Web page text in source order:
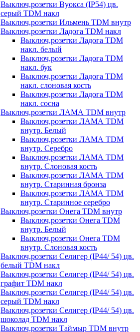
Выключ,розетки Вуокса (IP54) цв.
серый TDM накл
Выключ,розетки Ильмень TDM внутр
Выключ,розетки Ладога TDM накл
Выключ,розетки Ладога TDM
накл. белый
Выключ,розетки Ладога TDM
накл. бук
Выключ,розетки Ладога TDM
накл. слоновая кость
Выключ,розетки Ладога TDM
накл. сосна
Выключ,розетки ЛАМА TDM внутр
Выключ,розетки ЛАМА TDM
внутр. Белый
Выключ,розетки ЛАМА TDM
внутр. Серебро
Выключ,розетки ЛАМА TDM
внутр. Слоновая кость
Выключ,розетки ЛАМА TDM
внутр. Старинная бронза
Выключ,розетки ЛАМА TDM
внутр. Старинное серебро
Выключ,розетки Онега TDM внутр
Выключ,розетки Онега TDM
внутр. Белый
Выключ,розетки Онега TDM
внутр. Слоновая кость
Выключ,розетки Селигер (IP44/ 54) цв.
белый TDM накл
Выключ,розетки Селигер (IP44/ 54) цв.
графит TDM накл
Выключ,розетки Селигер (IP44/ 54) цв.
серый TDM накл
Выключ,розетки Селигер (IP44/ 54) цв.
шоколад TDM накл
Выключ,розетки Таймыр TDM внутр